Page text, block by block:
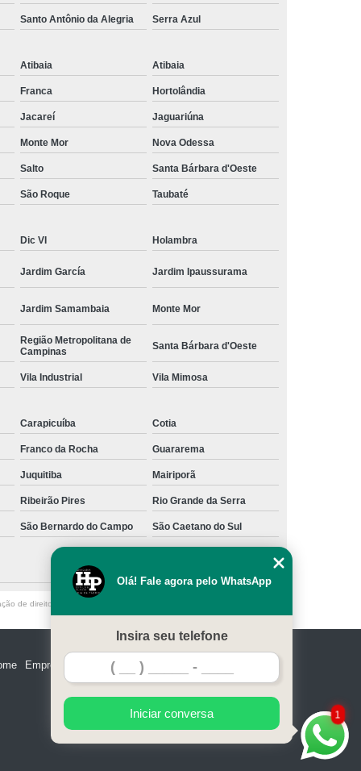
Moda Básica Masculina
Social
Moda Masculina Esporte Fino
Social
Moda Plus Size Masculina
Roupas Estilosas Masculinas
Moda
Roupas Masculinas Esporte Fino
Roupas Masculinas na Moda
Roupas Masculinas para Revenda
Santo Antônio da Alegria Serra Azul
Atibaia Atibaia
Franca Hortolândia
Jacareí Jaguariúna
Monte Mor Nova Odessa
Salto Santa Bárbara d'Oeste
São Roque Taubaté
Dic VI Holambra
Jardim García Jardim Ipaussurama
Jardim Samambaia Monte Mor
Região Metropolitana de
Campinas
Santa Bárbara d'Oeste
Vila Industrial Vila Mimosa
Carapicuíba Cotia
Franco da Rocha Guararema
Juquitiba Mairiporã
Ribeirão Pires Rio Grande da Serra
São Bernardo do Campo São Caetano do Sul
de direito autoral – artigo 184 do Código Penal –
Empresa Serviços Contato
1
Olá! Fale agora pelo WhatsApp
Insira seu telefone
Iniciar conversa